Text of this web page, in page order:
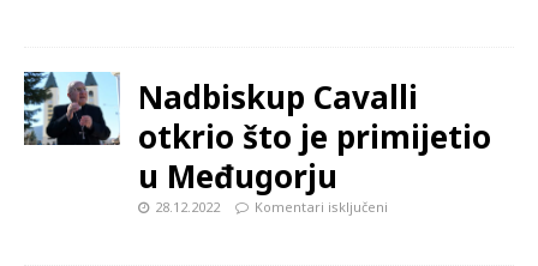
Nadbiskup Cavalli
otkrio što je primijetio
u Međugorju
28.12.2022 Komentari isključeni